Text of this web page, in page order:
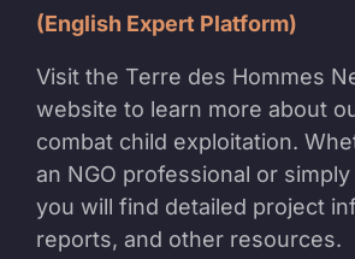
(English Expert Platform)
Visit the Terre des Hommes
website to learn more about
combat child exploitation.
an NGO professional or
you will find detailed project
reports, and other resources.